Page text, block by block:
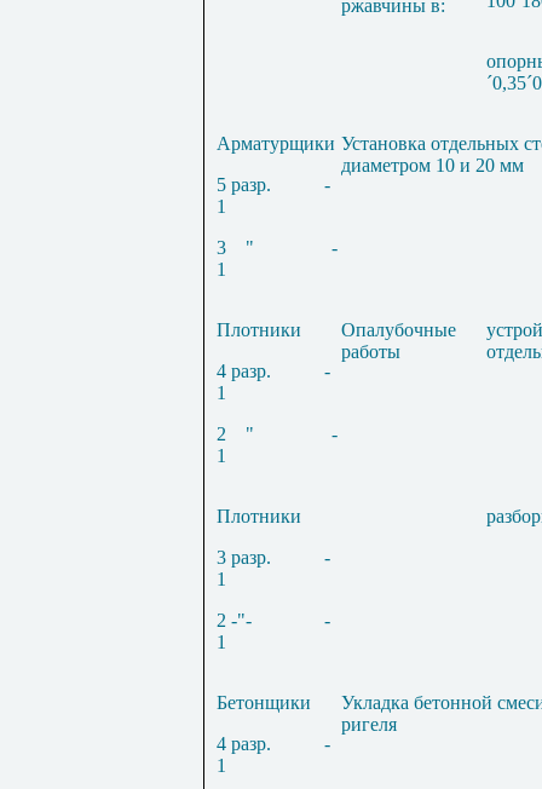
ржавчины в:
´0,35´
Арматурщики
5 разр.
-
1
3
"
-
1
Установка отдельных
диаметром 10 и 20 мм
Плотники
4 разр.
-
1
2
"
-
1
Опалубочные
работы
Плотники
3 разр.
-
1
2 -"-
-
1
Бетонщики
4 разр.
-
1
Укладка бетонной
ригеля